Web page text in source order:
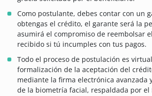
Como postulante, debes contar con un
obtengas el crédito, el garante será la
asumirá el compromiso de reembolsar
recibido si tú incumples con tus pagos.
Todo el proceso de postulación es
formalización de la aceptación del
mediante la firma electrónica avanzada
de la biometría facial, respaldada por el